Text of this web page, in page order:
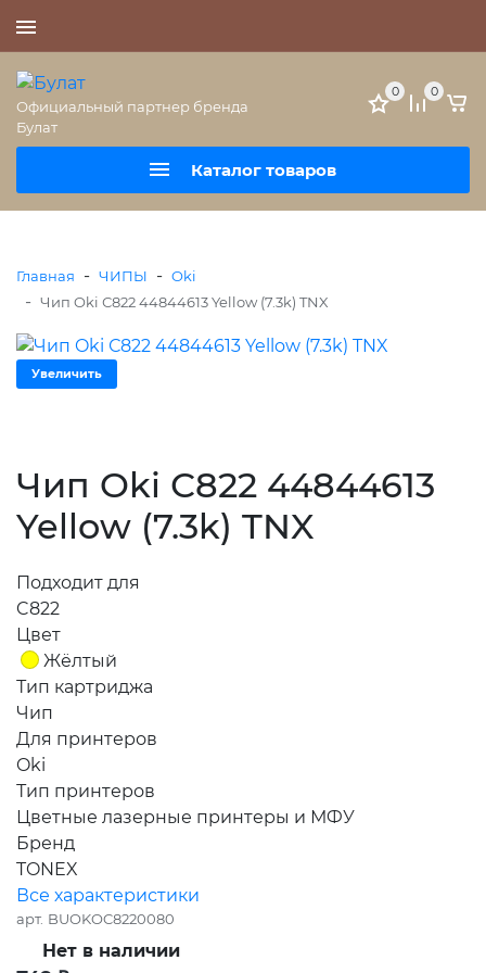
Официальный партнер бренда
Булат
Каталог товаров
0 0
Главная - ЧИПЫ - Oki
- Чип Oki С822 44844613 Yellow (7.3k) TNX
Увеличить
Чип Oki С822 44844613
Yellow (7.3k) TNX
Подходит для
C822
Цвет
Жёлтый
Тип картриджа
Чип
Для принтеров
Oki
Тип принтеров
Цветные лазерные принтеры и МФУ
Бренд
TONEX
Все характеристики
арт. BUOKOC8220080
Нет в наличии